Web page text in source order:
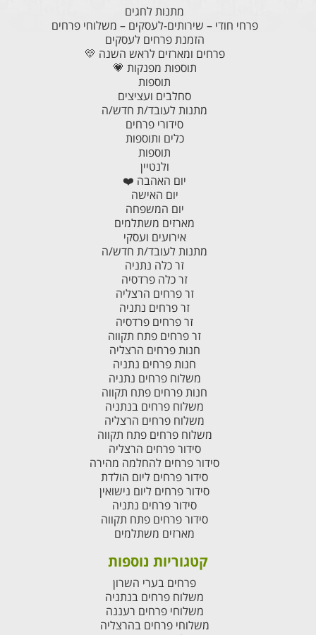
מתנות לחגים
פרחי חודי – שירותים-לעסקים – משלוחי פרחים
הזמנת פרחים לעסקים
פרחים ומארזים לראש השנה 💛
תוספות מפנקות 💗
תוספות
סחלבים ועציצים
מתנות לעובד/ת חדש/ה
סידורי פרחים
כלים ותוספות
תוספות
ולנטיין
יום האהבה ❤️
יום האישה
יום המשפחה
מארזים משתלמים
אירועים ועסקי
מתנות לעובד/ת חדש/ה
זר כלה נתניה
זר כלה פרדסיה
זר פרחים הרצליה
זר פרחים נתניה
זר פרחים פרדסיה
זר פרחים פתח תקווה
חנות פרחים הרצליה
חנות פרחים נתניה
משלוח פרחים נתניה
חנות פרחים פתח תקווה
משלוח פרחים בנתניה
משלוח פרחים הרצליה
משלוח פרחים פתח תקווה
סידור פרחים הרצליה
סידור פרחים להחלמה מהירה
סידור פרחים ליום הולדת
סידור פרחים ליום נישואין
סידור פרחים נתניה
סידור פרחים פתח תקווה
מארזים משתלמים
קטגוריות נוספות
פרחים בערי השרון
משלוח פרחים בנתניה
משלוחי פרחים רעננה
משלוחי פרחים בהרצליה